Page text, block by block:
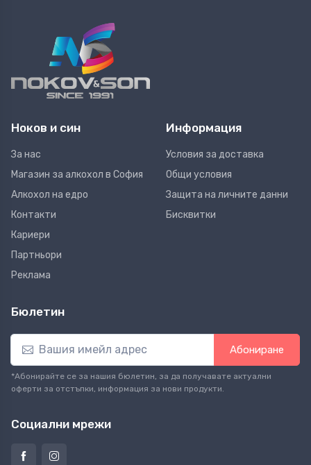
Ноков и син
За нас
Магазин за алкохол в София
Алкохол на едро
Контакти
Кариери
Партньори
Реклама
Информация
Условия за доставка
Общи условия
Защита на личните данни
Бисквитки
Бюлетин
Абониране
*Абонирайте се за нашия бюлетин, за да получавате актуални
оферти за отстъпки, информация за нови продукти.
Социални мрежи